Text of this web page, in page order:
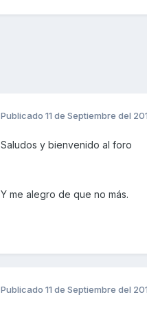
Publicado 11 de Septiembre del
Saludos y bienvenido al foro
Y me alegro de que no más.
Publicado 11 de Septiembre del